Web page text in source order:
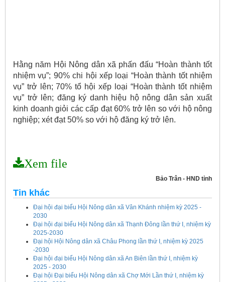
Hằng năm Hội Nông dân xã phấn đấu “Hoàn thành tốt
nhiệm vụ”; 90% chi hội xếp loại “Hoàn thành tốt nhiệm
vụ” trở lên; 70% tổ hội xếp loại “Hoàn thành tốt nhiệm
vụ” trở lên; đăng ký danh hiệu hộ nông dân sản xuất
kinh doanh giỏi các cấp đạt 60% trở lên so với hộ nông
nghiệp; xét đạt 50% so với hộ đăng ký trở lên.
Xem file
Bảo Trân - HND tỉnh
Tin khác
Đại hội đại biểu Hội Nông dân xã Vân Khánh nhiệm kỳ 2025 -
2030
Đại hội đại biểu Hội Nông dân xã Thạnh Đông lần thứ I, nhiệm kỳ
2025-2030
Đại hội Hội Nông dân xã Châu Phong lần thứ I, nhiệm kỳ 2025
-2030
Đại hội đại biểu Hội Nông dân xã An Biên lần thứ I, nhiệm kỳ
2025 - 2030
Đại hội Đại biểu Hội Nông dân xã Chợ Mới Lần thứ I, nhiệm kỳ